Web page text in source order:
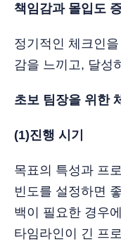
책임감과 몰입도
정기적인 체크인
감을 느끼고, 달성
초보 팀장을 위한
(1)진행 시기
목표의 특성과 프
빈도를 설정하면
백이 필요한 경우
타임라인이 긴 프